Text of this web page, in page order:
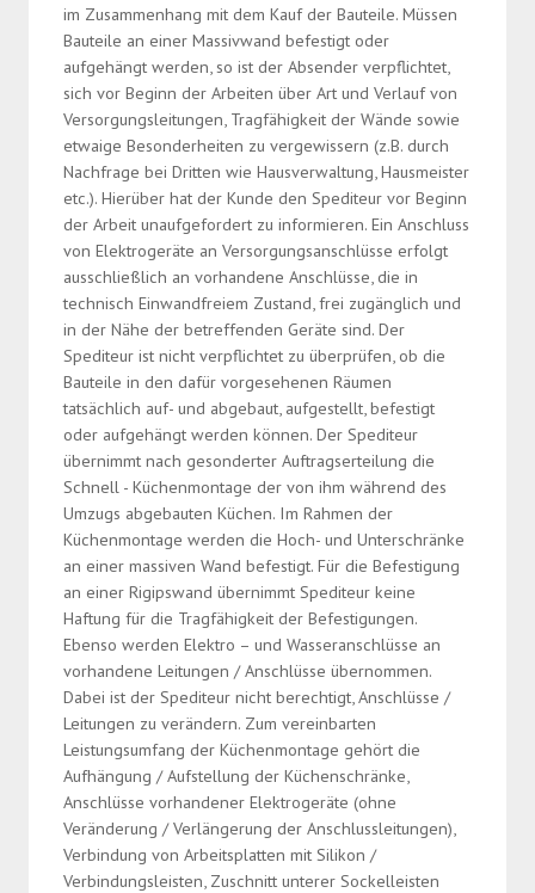
im Zusammenhang mit dem Kauf der Bauteile. Müssen
Bauteile an einer Massivwand befestigt oder
aufgehängt werden, so ist der Absender verpflichtet,
sich vor Beginn der Arbeiten über Art und Verlauf von
Versorgungsleitungen, Tragfähigkeit der Wände sowie
etwaige Besonderheiten zu vergewissern (z.B. durch
Nachfrage bei Dritten wie Hausverwaltung, Hausmeister
etc.). Hierüber hat der Kunde den Spediteur vor Beginn
der Arbeit unaufgefordert zu informieren. Ein Anschluss
von Elektrogeräte an Versorgungsanschlüsse erfolgt
ausschließlich an vorhandene Anschlüsse, die in
technisch Einwandfreiem Zustand, frei zugänglich und
in der Nähe der betreffenden Geräte sind. Der
Spediteur ist nicht verpflichtet zu überprüfen, ob die
Bauteile in den dafür vorgesehenen Räumen
tatsächlich auf- und abgebaut, aufgestellt, befestigt
oder aufgehängt werden können. Der Spediteur
übernimmt nach gesonderter Auftragserteilung die
Schnell - Küchenmontage der von ihm während des
Umzugs abgebauten Küchen. Im Rahmen der
Küchenmontage werden die Hoch- und Unterschränke
an einer massiven Wand befestigt. Für die Befestigung
an einer Rigipswand übernimmt Spediteur keine
Haftung für die Tragfähigkeit der Befestigungen.
Ebenso werden Elektro – und Wasseranschlüsse an
vorhandene Leitungen / Anschlüsse übernommen.
Dabei ist der Spediteur nicht berechtigt, Anschlüsse /
Leitungen zu verändern. Zum vereinbarten
Leistungsumfang der Küchenmontage gehört die
Aufhängung / Aufstellung der Küchenschränke,
Anschlüsse vorhandener Elektrogeräte (ohne
Veränderung / Verlängerung der Anschlussleitungen),
Verbindung von Arbeitsplatten mit Silikon /
Verbindungsleisten, Zuschnitt unterer Sockelleisten